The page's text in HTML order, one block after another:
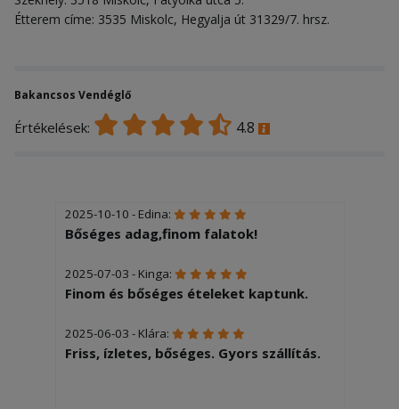
Étterem címe: 3535 Miskolc, Hegyalja út 31329/7. hrsz.
Bakancsos Vendéglő
Értékelések: 4.8
2025-10-10 - Edina:
Bőséges adag,finom falatok!
2025-07-03 - Kinga:
Finom és bőséges ételeket kaptunk.
2025-06-03 - Klára:
Friss, ízletes, bőséges. Gyors szállítás.